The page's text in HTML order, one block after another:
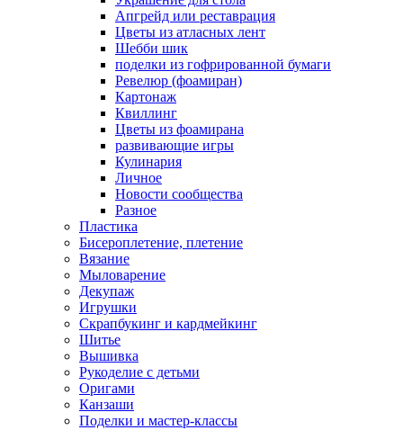
Апгрейд или реставрация
Цветы из атласных лент
Шебби шик
поделки из гофрированной бумаги
Ревелюр (фоамиран)
Картонаж
Квиллинг
Цветы из фоамирана
развивающие игры
Кулинария
Личное
Новости сообщества
Разное
Пластика
Бисероплетение, плетение
Вязание
Мыловарение
Декупаж
Игрушки
Скрапбукинг и кардмейкинг
Шитье
Вышивка
Рукоделие с детьми
Оригами
Канзаши
Поделки и мастер-классы